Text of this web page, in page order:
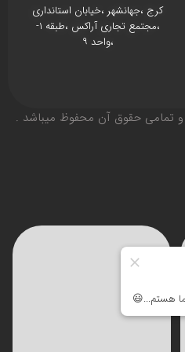
کرج ،جهانشهر ،خیابان استانداری
،مجتمع تجاری آراکس ،طبقه ۱-
،واحد ۹
تمامی حقوق آن محفوظ ميباشد .